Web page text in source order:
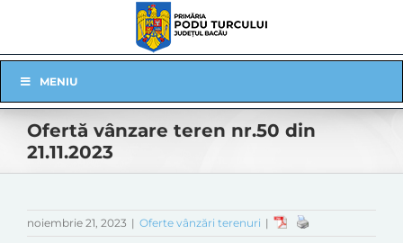
Navigation
MENIU
Ofertă vânzare teren nr.50 din
21.11.2023
noiembrie 21, 2023 | Oferte vânzări terenuri |